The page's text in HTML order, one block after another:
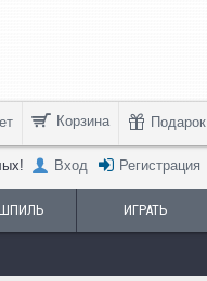
Корзина Подарок
Вход Регистрация
ИГРАТЬ